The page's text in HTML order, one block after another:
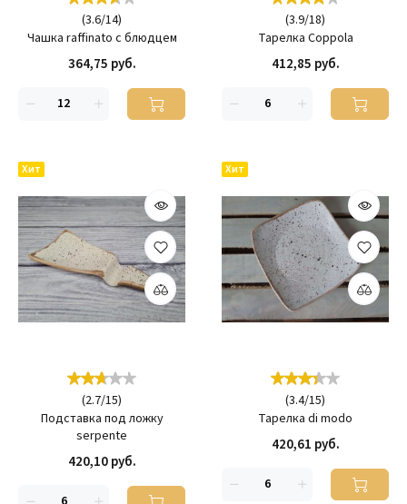
(3.6/14)
Чашка raffinato с блюдцем
364,75 руб.
(3.9/18)
Тарелка Coppola
412,85 руб.
Хит
(2.7/15)
Подставка под ложку
serpente
420,10 руб.
Хит
(3.4/15)
Тарелка di modo
420,61 руб.